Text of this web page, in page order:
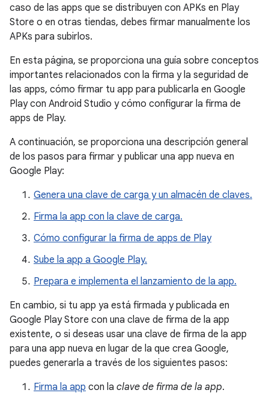
caso de las apps que se distribuyen con APKs en Play
Store o en otras tiendas, debes firmar manualmente los
APKs para subirlos.
En esta página, se proporciona una guía sobre conceptos
importantes relacionados con la firma y la seguridad de
las apps, cómo firmar tu app para publicarla en Google
Play con Android Studio y cómo configurar la firma de
apps de Play.
A continuación, se proporciona una descripción general
de los pasos para firmar y publicar una app nueva en
Google Play:
Genera una clave de carga y un almacén de claves.
Firma la app con la clave de carga.
Cómo configurar la firma de apps de Play
Sube la app a Google Play.
Prepara e implementa el lanzamiento de la app.
En cambio, si tu app ya está firmada y publicada en
Google Play Store con una clave de firma de la app
existente, o si deseas usar una clave de firma de la app
para una app nueva en lugar de la que crea Google,
puedes generarla a través de los siguientes pasos:
Firma la app con la clave de firma de la app.